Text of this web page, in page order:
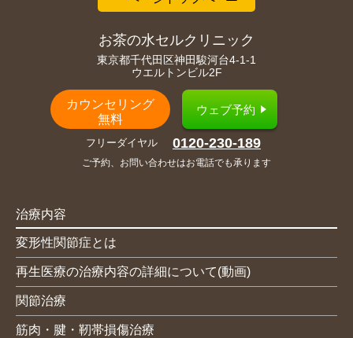
お茶の水セルクリニック
東京都千代田区神田駿河台4-1-1
ウエルトンビル2F
カウンセリング
無料
ウェブ予約
フリーダイヤル 0120-230-189
ご予約、お問い合わせはお電話でも承ります
治療内容
変形性関節症とは
再生医療の治療内容の詳細について(動画)
関節治療
筋肉・腱・靭帯損傷治療